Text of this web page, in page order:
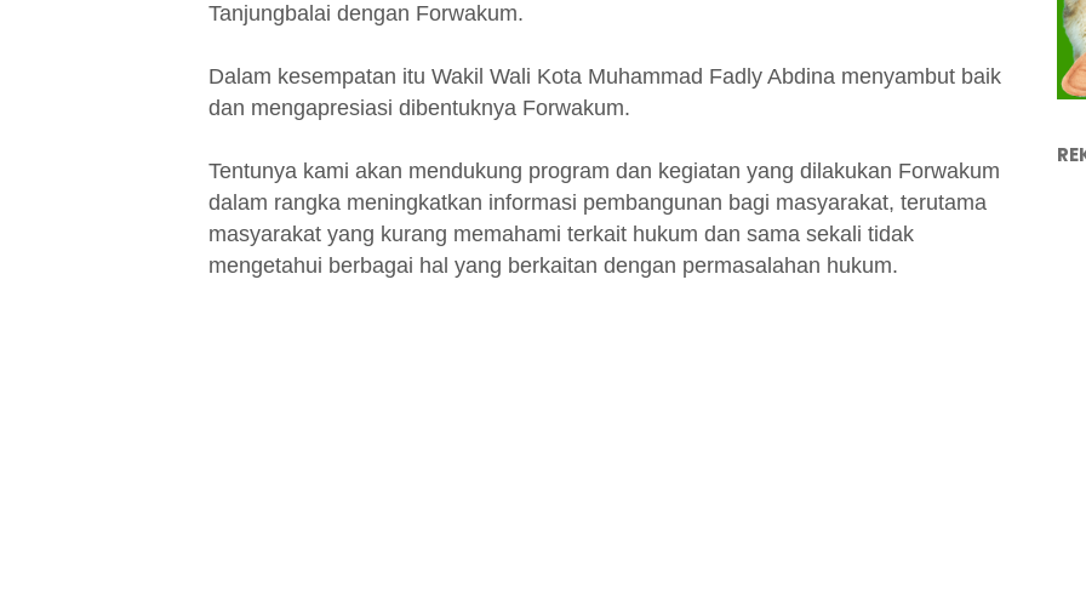
Tanjungbalai dengan Forwakum.
Dalam kesempatan itu Wakil Wali Kota Muhammad Fadly Abdina menyambut baik
dan mengapresiasi dibentuknya Forwakum.
Tentunya kami akan mendukung program dan kegiatan yang dilakukan Forwakum
dalam rangka meningkatkan informasi pembangunan bagi masyarakat, terutama
masyarakat yang kurang memahami terkait hukum dan sama sekali tidak
mengetahui berbagai hal yang berkaitan dengan permasalahan hukum.